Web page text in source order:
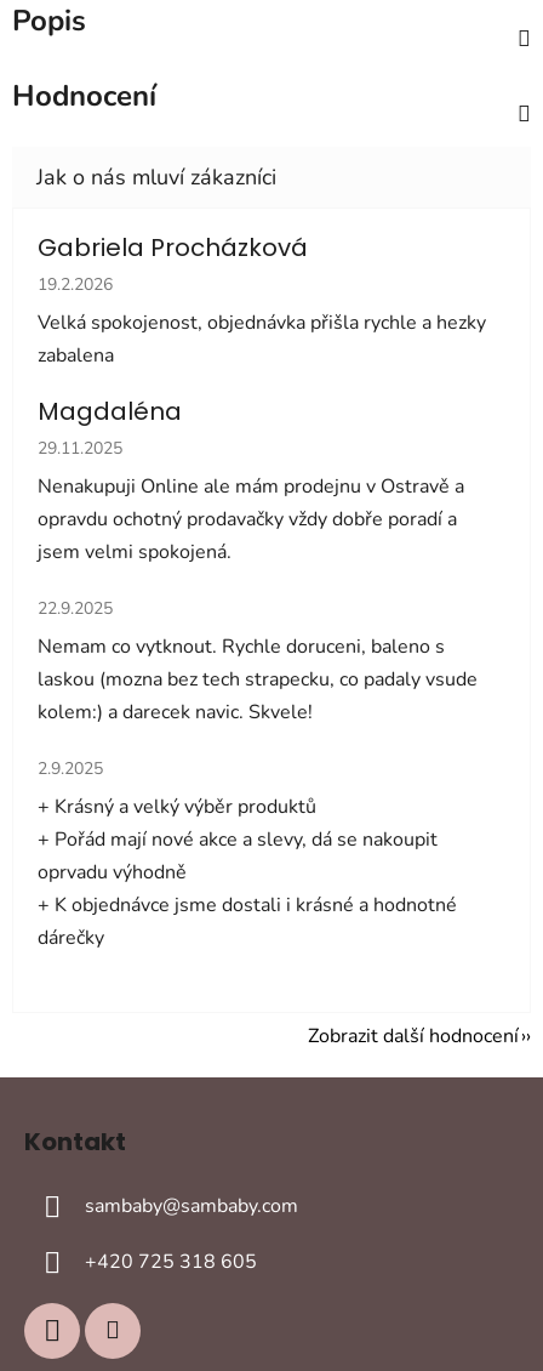
Popis
Hodnocení
Gabriela Procházková
Hodnocení obchodu je 5 z 5 hvězdiček.
19.2.2026
Velká spokojenost, objednávka přišla rychle a hezky
zabalena
Magdaléna
Hodnocení obchodu je 5 z 5 hvězdiček.
29.11.2025
Nenakupuji Online ale mám prodejnu v Ostravě a
opravdu ochotný prodavačky vždy dobře poradí a
jsem velmi spokojená.
Hodnocení obchodu je 5 z 5 hvězdiček.
22.9.2025
Nemam co vytknout. Rychle doruceni, baleno s
laskou (mozna bez tech strapecku, co padaly vsude
kolem:) a darecek navic. Skvele!
Hodnocení obchodu je 5 z 5 hvězdiček.
2.9.2025
+ Krásný a velký výběr produktů
+ Pořád mají nové akce a slevy, dá se nakoupit
oprvadu výhodně
+ K objednávce jsme dostali i krásné a hodnotné
dárečky
Zobrazit další hodnocení
Kontakt
sambaby@sambaby.com
+420 725 318 605